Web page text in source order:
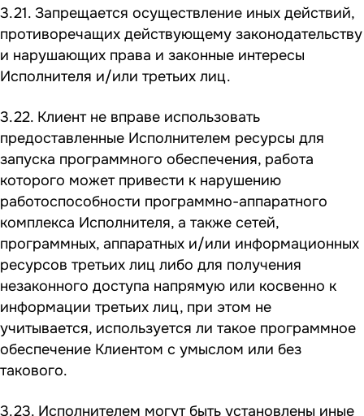
3.21. Запрещается осуществление иных действий,
противоречащих действующему законодательству
и нарушающих права и законные интересы
Исполнителя и/или третьих лиц.
3.22. Клиент не вправе использовать
предоставленные Исполнителем ресурсы для
запуска программного обеспечения, работа
которого может привести к нарушению
работоспособности программно-аппаратного
комплекса Исполнителя, а также сетей,
программных, аппаратных и/или информационных
ресурсов третьих лиц либо для получения
незаконного доступа напрямую или косвенно к
информации третьих лиц, при этом не
учитывается, используется ли такое программное
обеспечение Клиентом с умыслом или без
такового.
3.23. Исполнителем могут быть установлены иные